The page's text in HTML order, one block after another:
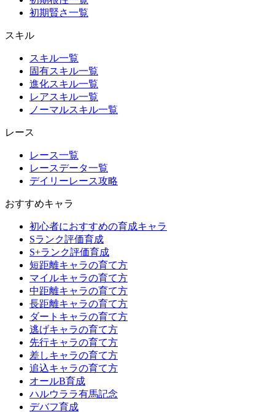
初期賢さ一覧
スキル
スキル一覧
固有スキル一覧
進化スキル一覧
レアスキル一覧
ノーマルスキル一覧
レース
レース一覧
レースデータ一覧
デイリーレース攻略
おすすめキャラ
初心者におすすめの育成キャラ
Sランク評価育成
S+ランク評価育成
短距離キャラの育て方
マイルキャラの育て方
中距離キャラの育て方
長距離キャラの育て方
ダートキャラの育て方
逃げキャラの育て方
先行キャラの育て方
差しキャラの育て方
追込キャラの育て方
オールB育成
ハルウララ有馬記念
デバフ育成